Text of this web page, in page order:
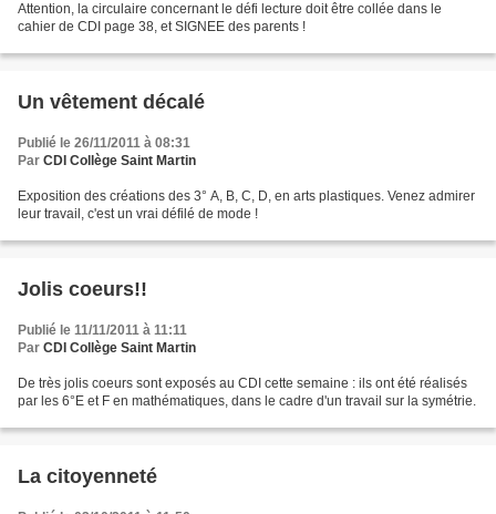
Attention, la circulaire concernant le défi lecture doit être collée dans le
cahier de CDI page 38, et SIGNEE des parents !
Un vêtement décalé
Publié le 26/11/2011 à 08:31
Par CDI Collège Saint Martin
Exposition des créations des 3° A, B, C, D, en arts plastiques. Venez admirer
leur travail, c'est un vrai défilé de mode !
Jolis coeurs!!
Publié le 11/11/2011 à 11:11
Par CDI Collège Saint Martin
De très jolis coeurs sont exposés au CDI cette semaine : ils ont été réalisés
par les 6°E et F en mathématiques, dans le cadre d'un travail sur la symétrie.
La citoyenneté